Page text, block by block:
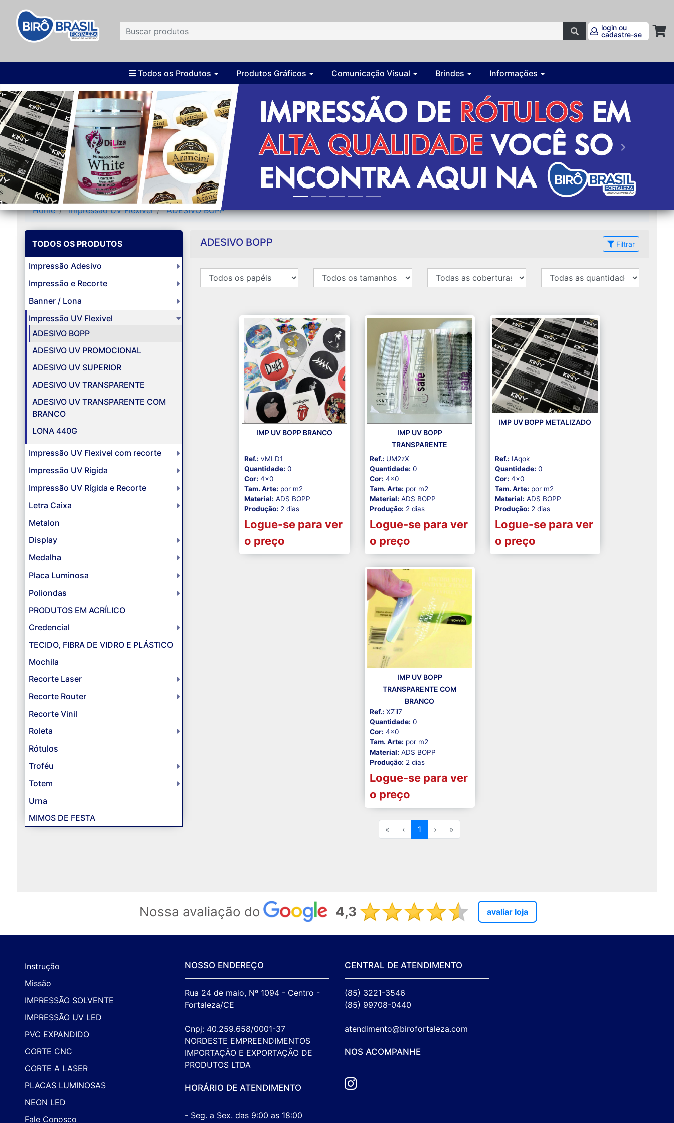
login ou
cadastre-se
Todos os Produtos Produtos Gráficos Comunicação Visual Brindes Informações
Home Impressão UV Flexivel ADESIVO BOPP
TODOS OS PRODUTOS
Impressão Adesivo
Impressão e Recorte
Banner / Lona
Impressão UV Flexivel
ADESIVO BOPP
ADESIVO UV PROMOCIONAL
ADESIVO UV SUPERIOR
ADESIVO UV TRANSPARENTE
ADESIVO UV TRANSPARENTE COM
BRANCO
LONA 440G
Impressão UV Flexivel com recorte
Impressão UV Rígida
Impressão UV Rígida e Recorte
Letra Caixa
Metalon
Display
Medalha
Placa Luminosa
Poliondas
PRODUTOS EM ACRÍLICO
Credencial
TECIDO, FIBRA DE VIDRO E PLÁSTICO
Mochila
Recorte Laser
Recorte Router
Recorte Vinil
Roleta
Rótulos
Troféu
Totem
Urna
MIMOS DE FESTA
ADESIVO BOPP Filtrar
IMP UV BOPP BRANCO
Ref.: vMLD1
Quantidade: 0
Cor: 4x0
Tam. Arte: por m2
Material: ADS BOPP
Produção: 2 dias
Logue-se para ver
o preço
IMP UV BOPP
TRANSPARENTE
Ref.: UM2zX
Quantidade: 0
Cor: 4x0
Tam. Arte: por m2
Material: ADS BOPP
Produção: 2 dias
Logue-se para ver
o preço
IMP UV BOPP METALIZADO
Ref.: IAqok
Quantidade: 0
Cor: 4x0
Tam. Arte: por m2
Material: ADS BOPP
Produção: 2 dias
Logue-se para ver
o preço
IMP UV BOPP
TRANSPARENTE COM
BRANCO
Ref.: XZil7
Quantidade: 0
Cor: 4x0
Tam. Arte: por m2
Material: ADS BOPP
Produção: 2 dias
Logue-se para ver
o preço
« ‹ 1 › »
Nossa avaliação do 4,3 avaliar loja
Instrução
Missão
IMPRESSÃO SOLVENTE
IMPRESSÃO UV LED
PVC EXPANDIDO
CORTE CNC
CORTE A LASER
PLACAS LUMINOSAS
NEON LED
Fale Conosco
NOSSO ENDEREÇO
Rua 24 de maio, Nº 1094 - Centro -
Fortaleza/CE
Cnpj: 40.259.658/0001-37
NORDESTE EMPREENDIMENTOS
IMPORTAÇÃO E EXPORTAÇÃO DE
PRODUTOS LTDA
HORÁRIO DE ATENDIMENTO
- Seg. a Sex. das 9:00 as 18:00
CENTRAL DE ATENDIMENTO
(85) 3221-3546
(85) 99708-0440
atendimento@birofortaleza.com
NOS ACOMPANHE